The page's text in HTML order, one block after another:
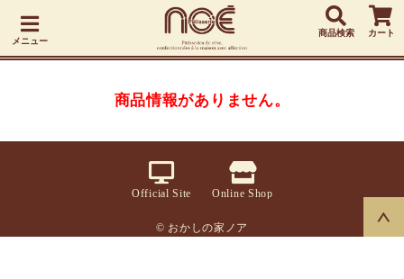
メニュー
商品検索 カート
商品情報がありません。
Official Site Online Shop
© おかしの家ノア